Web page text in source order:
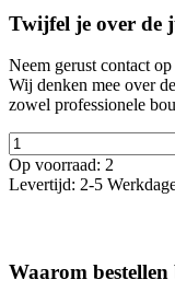
Twijfel je over de
Neem gerust contact
Wij denken mee over
zowel professionele
Op voorraad: 2
Levertijd: 2-5
Waarom